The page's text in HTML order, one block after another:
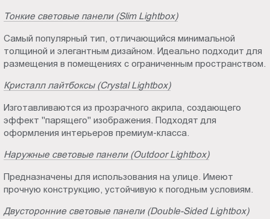
Тонкие световые панели (Slim Lightbox)
Самый популярный тип, отличающийся минимальной
толщиной и элегантным дизайном. Идеально подходит для
размещения в помещениях с ограниченным пространством.
Кристалл лайтбоксы (Crystal Lightbox)
Изготавливаются из прозрачного акрила, создающего
эффект "парящего" изображения. Подходят для
оформления интерьеров премиум-класса.
Наружные световые панели (Outdoor Lightbox)
Предназначены для использования на улице. Имеют
прочную конструкцию, устойчивую к погодным условиям.
Двусторонние световые панели (Double-Sided Lightbox)